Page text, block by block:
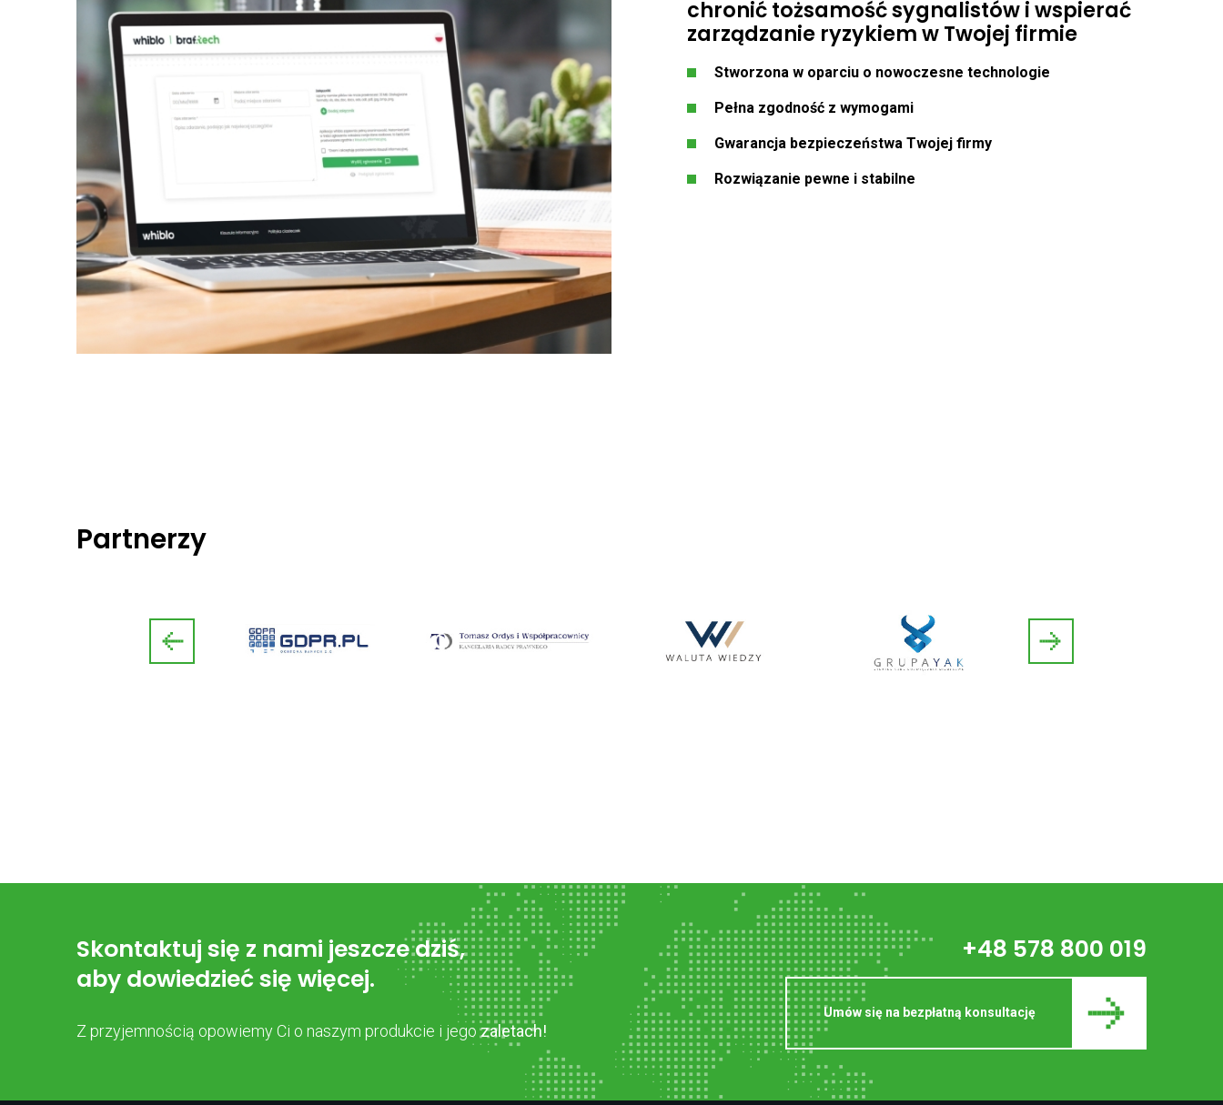
chronić tożsamość sygnalistów i wspierać
zarządzanie ryzykiem w Twojej firmie
Stworzona w oparciu o nowoczesne technologie
Pełna zgodność z wymogami
Gwarancja bezpieczeństwa Twojej firmy
Rozwiązanie pewne i stabilne
Partnerzy
Skontaktuj się z nami jeszcze dziś,
aby dowiedzieć się więcej.
Z przyjemnością opowiemy Ci o naszym produkcie i jegozaletach!
+48 578 800 019
Umów się na bezpłatną konsultację